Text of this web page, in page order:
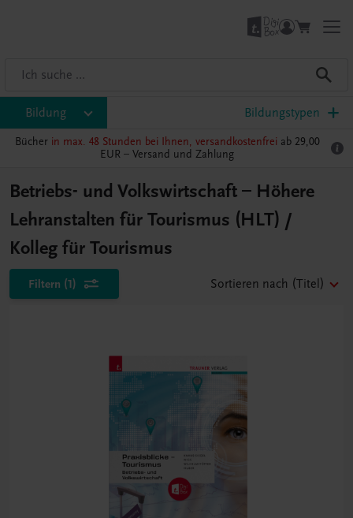
Bildung Bildungstypen
Bücher in max. 48 Stunden bei Ihnen, versandkostenfrei ab 29,00
EUR – Versand und Zahlung
Betriebs- und Volkswirtschaft – Höhere
Lehranstalten für Tourismus (HLT) /
Kolleg für Tourismus
Filtern (1) Sortieren nach (Titel)